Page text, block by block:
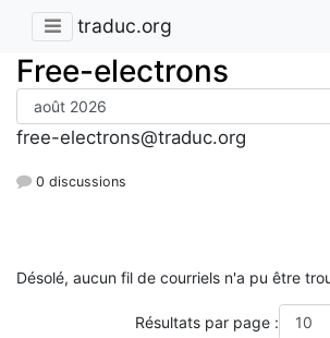
traduc.org
Free-electrons
free-electrons@traduc.org
0 discussions
Désolé, aucun fil de courriels n'a pu être
Résultats par page :